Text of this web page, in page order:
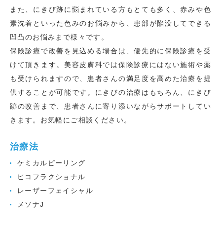
また、にきび跡に悩まれている方もとても多く、赤みや色
素沈着といった色みのお悩みから、患部が陥没してできる
凹凸のお悩みまで様々です。
保険診療で改善を見込める場合は、優先的に保険診療を受
けて頂きます。美容皮膚科では保険診療にはない施術や薬
も受けられますので、患者さんの満足度を高めた治療を提
供することが可能です。にきびの治療はもちろん、にきび
跡の改善まで、患者さんに寄り添いながらサポートしてい
きます。お気軽にご相談ください。
治療法
ケミカルピーリング
ピコフラクショナル
レーザーフェイシャル
メソナJ